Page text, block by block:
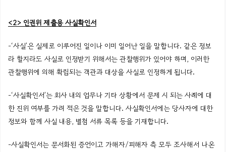
<2> 인권위 제출용 사실확인서
-‘사실’은 실제로 이루어진 일이나 이미 일어난 일을 말합니다. 같은 정보
라 할지라도 사실로 인정받기 위해서는 관찰행위가 있어야 하며, 이러한
관찰행위에 의해 확립되는 객관과 대상을 사실로 인정하게 됩니다.
-‘사실확인서’는 회사 내의 업무나 기타 상황에서 문제 시 되는 사례에 대
한 진위 여부를 가려 적은 것을 말합니다. 사실확인서에는 당사자에 대한
정보와 함께 사실 내용, 별첨 서류 목록 등을 기재합니다.
-사실확인서는 문서화된 증언이고 가해자/피해자 측 모두 조사해서 나온